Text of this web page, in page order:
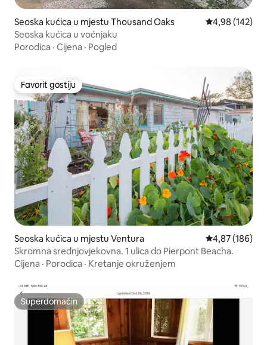
Seoska kućica u mjestu Thousand Oaks Prosječna
4,98 (142)
Seoska kućica u voćnjaku
Porodica · Cijena · Pogled
Favorit gostiju
Favorit gostiju
Seoska kućica u mjestu Ventura Prosječna
4,87 (186)
Skromna srednjovjekovna. 1 ulica do Pierpont Beacha.
Cijena · Porodica · Kretanje okruženjem
Superdomaćin
Superdomaćin